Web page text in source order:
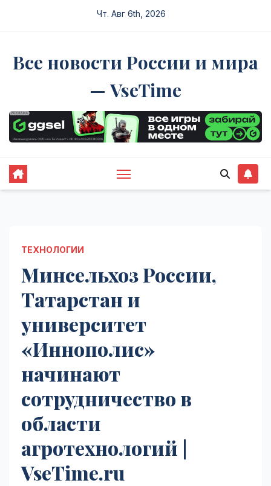
Чт. Авг 6th, 2026
Все новости России и мира
— VseTime
ТЕХНОЛОГИИ
Минсельхоз России,
Татарстан и
университет
«Иннополис»
начинают
сотрудничество в
области
агротехнологий |
VseTime.ru